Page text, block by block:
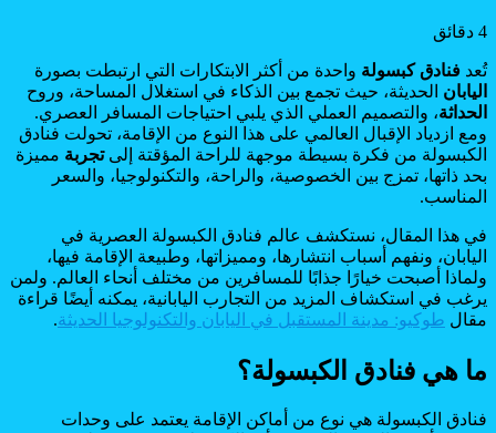
4 دقائق
تُعد فنادق كبسولة واحدة من أكثر الابتكارات التي ارتبطت بصورة
اليابان الحديثة، حيث تجمع بين الذكاء في استغلال المساحة، وروح
الحداثة، والتصميم العملي الذي يلبي احتياجات المسافر العصري.
ومع ازدياد الإقبال العالمي على هذا النوع من الإقامة، تحولت فنادق
الكبسولة من فكرة بسيطة موجهة للراحة المؤقتة إلىتجربة مميزة
بحد ذاتها، تمزج بين الخصوصية، والراحة، والتكنولوجيا، والسعر
المناسب.
في هذا المقال، نستكشف عالم فنادق الكبسولة العصرية في
اليابان، ونفهم أسباب انتشارها، ومميزاتها، وطبيعة الإقامة فيها،
ولماذا أصبحت خيارًا جذابًا للمسافرين من مختلف أنحاء العالم. ولمن
يرغب في استكشاف المزيد من التجارب اليابانية، يمكنه أيضًا قراءة
مقال طوكيو: مدينة المستقبل في اليابان والتكنولوجيا الحديثة.
ما هي فنادق الكبسولة؟
فنادق الكبسولة هي نوع من أماكن الإقامة يعتمد على وحدات